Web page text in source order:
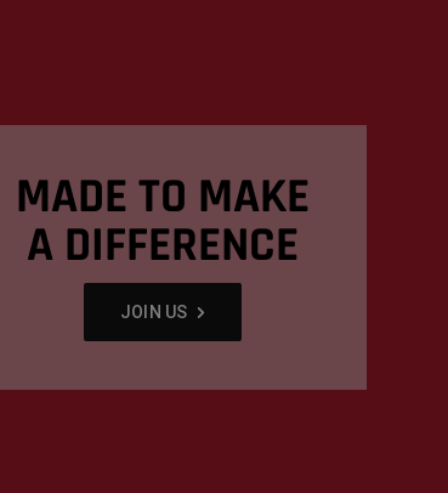
MADE TO MAKE
A DIFFERENCE
JOIN US